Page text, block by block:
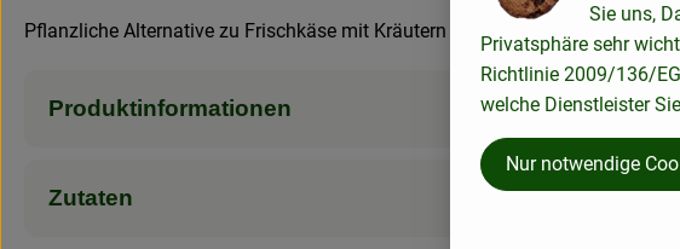
Pflanzliche Alternative zu Frischkäse mit Kräutern und Knoblauch
Produktinformationen
Zutaten
Sie uns,
Privatsphäre sehr
Richtlinie 2009/136/
welche Dienstleister
Nur notwendige